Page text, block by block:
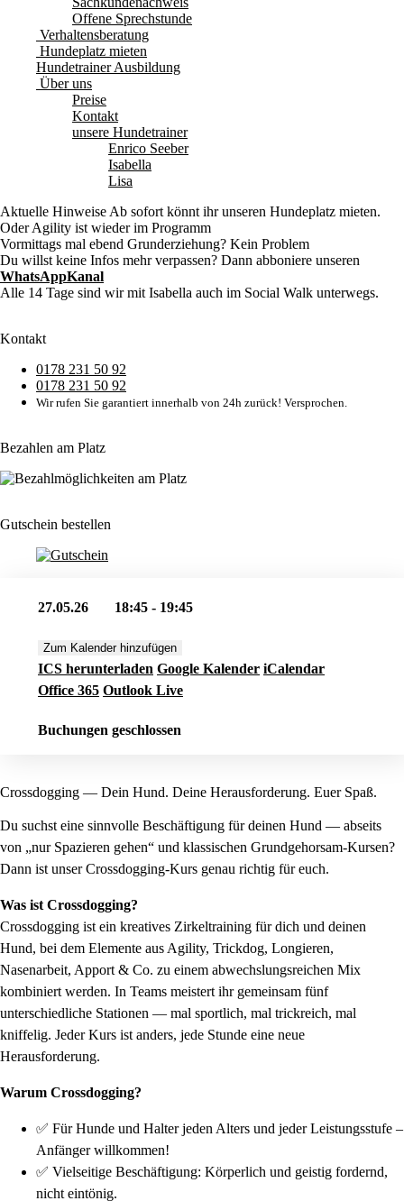
Offene Sprechstunde
Verhaltensberatung
Hundeplatz mieten
Hundetrainer Ausbildung
Über uns
Preise
Kontakt
unsere Hundetrainer
Enrico Seeber
Isabella
Lisa
Aktuelle Hinweise Ab sofort könnt ihr unseren Hundeplatz mieten.
Oder Agility ist wieder im Programm
Vormittags mal ebend Grunderziehung? Kein Problem
Du willst keine Infos mehr verpassen? Dann abboniere unseren
WhatsAppKanal
Alle 14 Tage sind wir mit Isabella auch im Social Walk unterwegs.
Kontakt
0178 231 50 92
0178 231 50 92
Wir rufen Sie garantiert innerhalb von 24h zurück! Versprochen.
Bezahlen am Platz
Gutschein bestellen
27.05.26 18:45 - 19:45
Zum Kalender hinzufügen
ICS herunterladen Google Kalender iCalendar
Office 365 Outlook Live
Buchungen geschlossen
Crossdogging — Dein Hund. Deine Herausforderung. Euer Spaß.
Du suchst eine sinnvolle Beschäftigung für deinen Hund — abseits
von „nur Spazieren gehen“ und klassischen Grundgehorsam-Kursen?
Dann ist unser Crossdogging-Kurs genau richtig für euch.
Was ist Crossdogging?
Crossdogging ist ein kreatives Zirkeltraining für dich und deinen
Hund, bei dem Elemente aus Agility, Trickdog, Longieren,
Nasenarbeit, Apport & Co. zu einem abwechslungsreichen Mix
kombiniert werden. In Teams meistert ihr gemeinsam fünf
unterschiedliche Stationen — mal sportlich, mal trickreich, mal
kniffelig. Jeder Kurs ist anders, jede Stunde eine neue
Herausforderung.
Warum Crossdogging?
✅ Für Hunde und Halter jeden Alters und jeder Leistungsstufe –
Anfänger willkommen!
✅ Vielseitige Beschäftigung: Körperlich und geistig fordernd,
nicht eintönig.